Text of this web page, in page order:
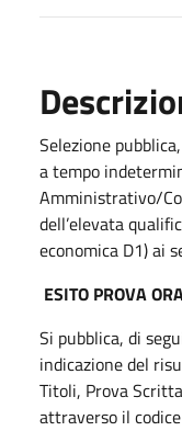
Selezione
a tempo
Amministrativo/
dell’elevata
economica D1) ai
ESITO PROVA
Si pubblica, di
indicazione del
Titoli, Prova
attraverso il